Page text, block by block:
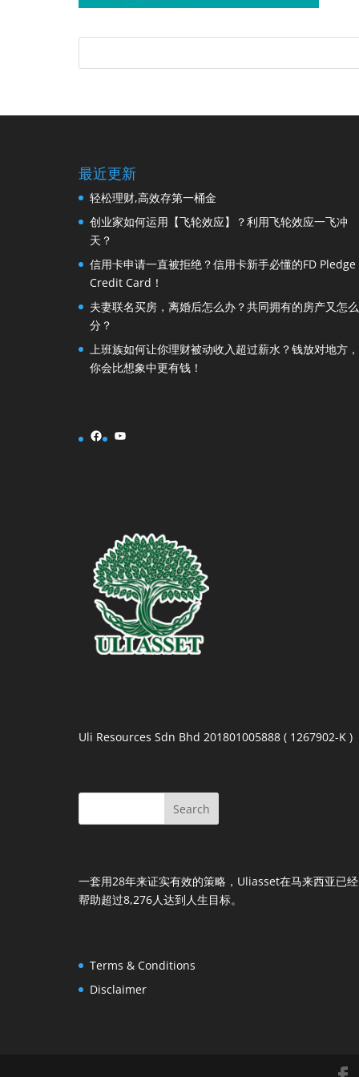
最近更新
轻松理财,高效存第一桶金
创业家如何运用【飞轮效应】？利用飞轮效应一飞冲
天？
信用卡申请一直被拒绝？信用卡新手必懂的FD Pledge
Credit Card！
夫妻联名买房，离婚后怎么办？共同拥有的房产又怎么
分？
上班族如何让你理财被动收入超过薪水？钱放对地方，
你会比想象中更有钱！
FacebookYouTube
Uli Resources Sdn Bhd 201801005888 ( 1267902-K )
一套用28年来证实有效的策略，Uliasset在马来西亚已经
帮助超过8,276人达到人生目标。
Terms & Conditions
Disclaimer